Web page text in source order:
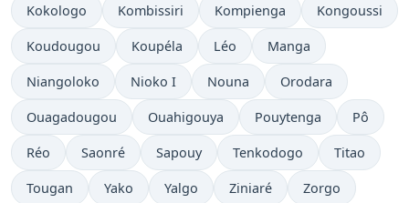
Heure actuelle à
Kokologo Heure actuelle à
Kombissiri Heure actuelle à
Kompienga Heure actuelle
Kongoussi
Heure actuelle à
Koudougou Heure actuelle à
Koupéla Heure actuelle à
Léo Heure actuelle à
Manga
Heure actuelle à
Niangoloko Heure actuelle à
Nioko I Heure actuelle à
Nouna Heure actuelle à
Orodara
Heure actuelle à
Ouagadougou Heure actuelle à
Ouahigouya Heure actuelle à
Pouytenga Heure
Pô
Heure actuelle à
Réo Heure actuelle à
Saonré Heure actuelle à
Sapouy Heure actuelle à
Tenkodogo Heure
Titao
Heure actuelle à
Tougan Heure actuelle à
Yako Heure actuelle à
Yalgo Heure actuelle à
Ziniaré Heure actuelle à
Zorgo